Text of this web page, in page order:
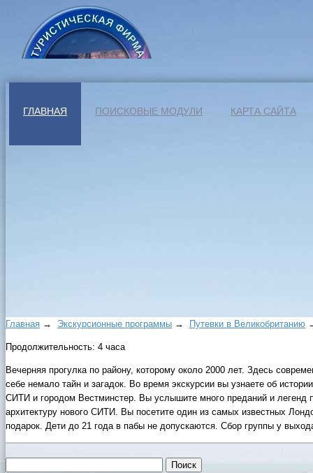
ГЛАВНАЯ ПОИСКОВЫЕ МОДУЛИ КАРТА САЙТА
Главная → Экскурсионные программы → Путевки в Великобританию
Продолжительность: 4 часа
Вечерняя прогулка по району, которому около 2000 лет. Здесь
себе немало тайн и загадок. Во время экскурсии вы узнаете об
СИТИ и городом Вестминстер. Вы услышите много преданий и легенд
архитектуру нового СИТИ. Вы посетите один из самых известных
подарок. Дети до 21 года в пабы не допускаются. Сбор группы у